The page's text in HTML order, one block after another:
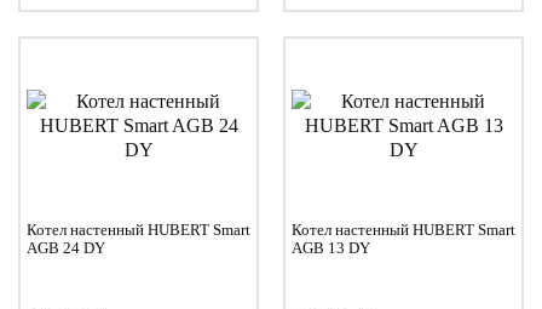
Котел настенный HUBERT Smart
AGB 24 DY
Котел настенный HUBERT Smart
AGB 13 DY